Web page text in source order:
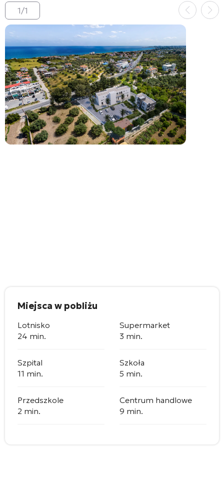
1/1
Miejsca w pobliżu
Lotnisko
24 min.
Supermarket
3 min.
Szpital
11 min.
Szkoła
5 min.
Przedszkole
2 min.
Centrum handlowe
9 min.